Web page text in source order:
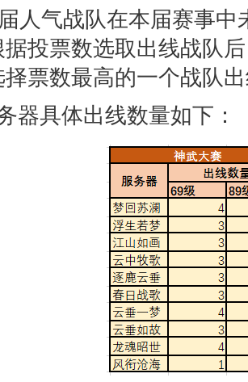
人气战队在本届赛事
投票数选取出线战队
票数最高的一个战队
器具体出线数量如下：